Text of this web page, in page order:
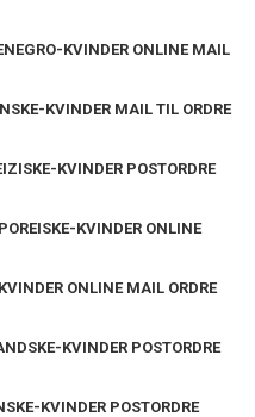
KVINDER ONLINE MAIL
KVINDER MAIL TIL ORDRE
KVINDER POSTORDRE
KVINDER ONLINE
ONLINE MAIL ORDRE
KVINDER POSTORDRE
KVINDER POSTORDRE